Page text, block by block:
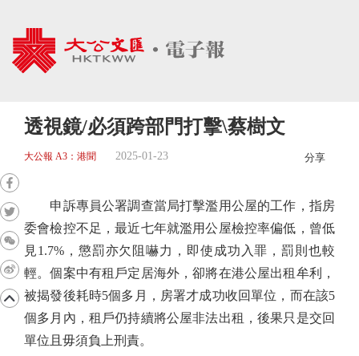
透視鏡/必須跨部門打擊\蔡樹文
大公報 A3：港聞 2025-01-23 分享
申訴專員公署調查當局打擊濫用公屋的工作，指房
委會檢控不足，最近七年就濫用公屋檢控率偏低，曾低
見1.7%，懲罰亦欠阻嚇力，即使成功入罪，罰則也較
輕。個案中有租戶定居海外，卻將在港公屋出租牟利，
被揭發後耗時5個多月，房署才成功收回單位，而在該5
個多月內，租戶仍持續將公屋非法出租，後果只是交回
單位且毋須負上刑責。